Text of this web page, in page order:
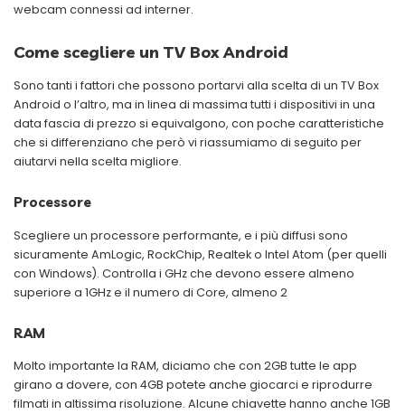
webcam connessi ad interner.
Come scegliere un TV Box Android
Sono tanti i fattori che possono portarvi alla scelta di un TV Box
Android o l’altro, ma in linea di massima tutti i dispositivi in una
data fascia di prezzo si equivalgono, con poche caratteristiche
che si differenziano che però vi riassumiamo di seguito per
aiutarvi nella scelta migliore.
Processore
Scegliere un processore performante, e i più diffusi sono
sicuramente AmLogic, RockChip, Realtek o Intel Atom (per quelli
con Windows). Controlla i GHz che devono essere almeno
superiore a 1GHz e il numero di Core, almeno 2
RAM
Molto importante la RAM, diciamo che con 2GB tutte le app
girano a dovere, con 4GB potete anche giocarci e riprodurre
filmati in altissima risoluzione. Alcune chiavette hanno anche 1GB